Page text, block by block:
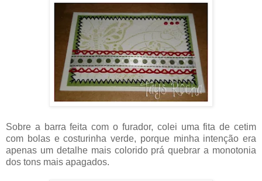
Sobre a barra feita com o furador, colei uma fita de cetim
com bolas e costurinha verde, porque minha intenção era
apenas um detalhe mais colorido prá quebrar a monotonia
dos tons mais apagados.